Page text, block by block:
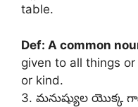
table.
Def: A common
given to all things
or kind.
3. మనుష్యుల యొక్క